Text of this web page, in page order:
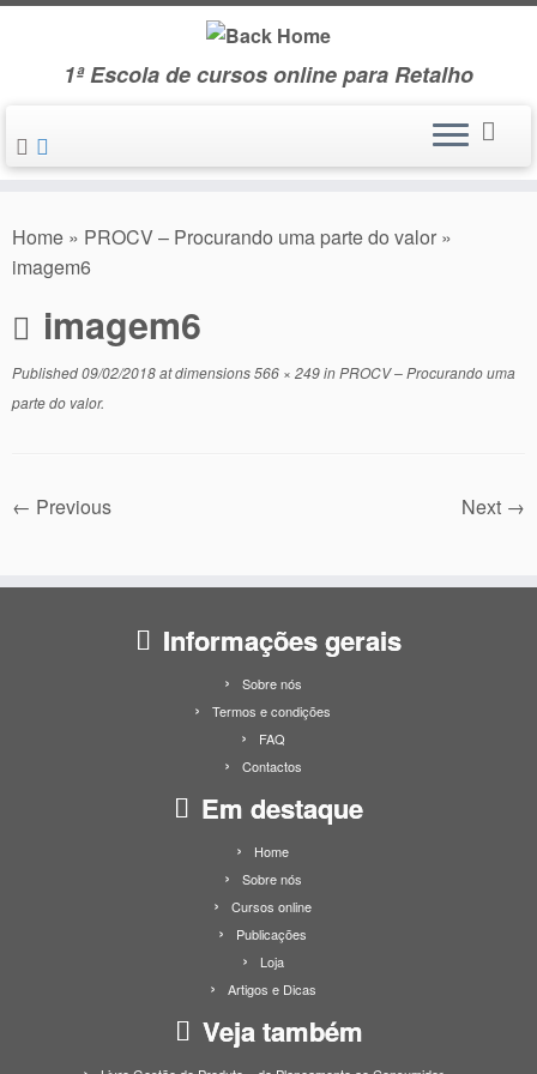
Skip
1ª Escola de cursos online para Retalho
Home » PROCV – Procurando uma parte do valor »
imagem6
imagem6
Published09/02/2018at dimensions566 × 249inPROCV – Procurando uma
parte do valor.
← Previous Next →
Informações gerais
Sobre nós
Termos e condições
FAQ
Contactos
Em destaque
Home
Sobre nós
Cursos online
Publicações
Loja
Artigos e Dicas
Veja também